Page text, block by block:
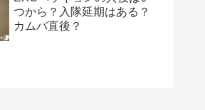
つから？入隊延期はある？
カムバ直後？